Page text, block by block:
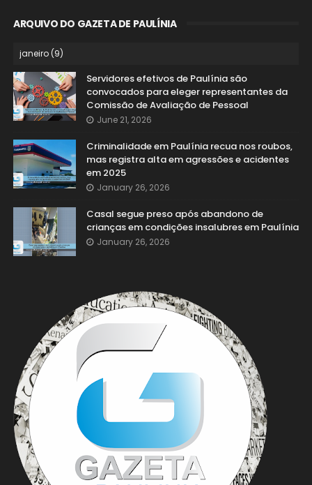
ARQUIVO DO GAZETA DE PAULÍNIA
Servidores efetivos de Paulínia são
convocados para eleger representantes da
Comissão de Avaliação de Pessoal
June 21, 2026
Criminalidade em Paulínia recua nos roubos,
mas registra alta em agressões e acidentes
em 2025
January 26, 2026
Casal segue preso após abandono de
crianças em condições insalubres em Paulínia
January 26, 2026